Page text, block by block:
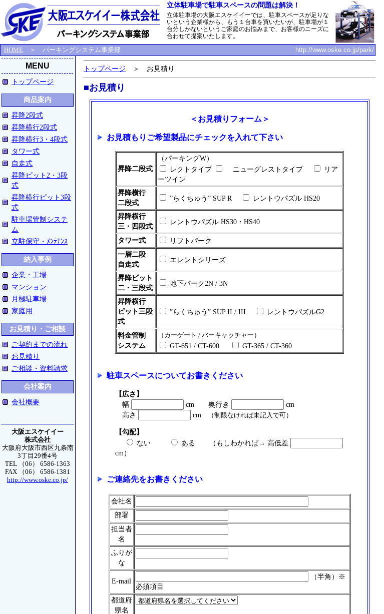
立体駐車場で駐車スペースの問題は解決！
立体駐車場の大阪エスケイイーでは、駐車スペースが足りな
いという企業様から、もう１台車を買いたいが、駐車場が１
台分しかないというご家庭のお悩みまで、お客様のニーズに
合わせて提案いたします。
HOME ＞ パーキングシステム事業部 http://www.oske.co.jp/park/
MENU
トップページ
商品案内
昇降2段式
昇降横行2段式
昇降横行3・4段式
タワー式
自走式
昇降ピット2・3段
式
昇降横行ピット3段
式
駐車場管制システ
ム
立駐保守・ﾒﾝﾃﾅﾝｽ
納入事例
企業・工場
マンション
月極駐車場
家庭用
お見積り・ご相談
ご契約までの流れ
お見積り
ご相談・資料請求
会社案内
会社概要
大阪エスケイイー
株式会社
大阪府大阪市西区九条南
3丁目29番4号
TEL （06） 6586-1363
FAX （06） 6586-1381
http://www.oske.co.jp/
トップページ ＞ お見積り
■お見積り
＜お見積りフォーム＞
お見積もりご希望製品にチェックを入れて下さい
昇降二段式
（パーキングW）
レクトタイプ
ニューグレストタイプ
リア
ーツイン
昇降横行
二段式
”らくちゅう” SUP R レントウパズル HS20
昇降横行
三・四段式
レントウパズル HS30・HS40
タワー式
リフトパーク
一層二段
自走式
エレントシリーズ
昇降ピット
二・三段式
地下パーク2N / 3N
昇降横行
ピット三段
式
”らくちゅう” SUP II / III レントウパズルG2
料金管制
システム
（カーゲート / バーキャッチャー）
GT-651 / CT-600
GT-365 / CT-360
駐車スペースについてお書きください
【広さ】
幅
cm 奥行き
cm
高さ
cm （制限なければ未記入で可）
【勾配】
ない
ある （もしわかれば→ 高低差
cm）
ご連絡先をお書きください
会社名
部署
担当者
名
ふりが
な
E-mail
（半角）※
必須項目
都道府
県名